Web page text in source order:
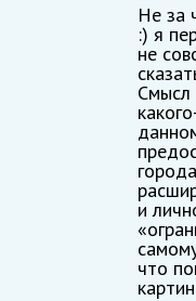
Не за
:) я
не
Смысл
и
что